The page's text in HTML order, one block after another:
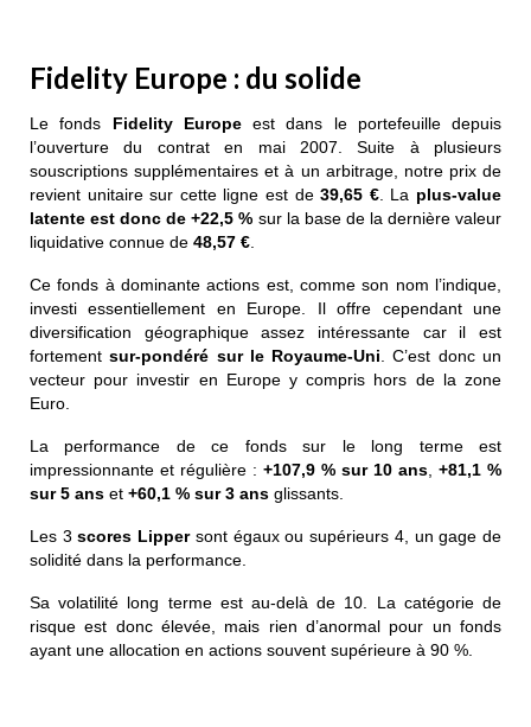
Fidelity Europe : du solide
Le fonds Fidelity Europeest dans le portefeuille depuis
l’ouverture du contrat en mai 2007. Suite à plusieurs
souscriptions supplémentaires et à un arbitrage, notre prix de
revient unitaire sur cette ligne est de39,65 €. La plus-value
latente est donc de +22,5 % sur la base de la dernière valeur
liquidative connue de 48,57 €
Ce fonds à dominante actions est, comme son nom l’indique,
investi essentiellement en Europe. Il offre cependant une
diversification géographique assez intéressante car il est
fortementsur-pondéré sur le Royaume-Uni . C’est donc un
vecteur pour investir en Europe y compris hors de la zone
Euro.
La performance de ce fonds sur le long terme est
impressionnante et régulière : +107,9 % sur 10 ans +81,1 %
sur 5 ans et +60,1 % sur 3 ans glissants.
Les 3scores Lippersont égaux ou supérieurs 4, un gage de
solidité dans la performance.
Sa volatilité long terme est au-delà de 10. La catégorie de
risque est donc élevée, mais rien d’anormal pour un fonds
ayant une allocation en actions souvent supérieure à 90 %.